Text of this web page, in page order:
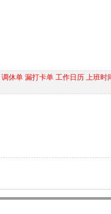
调休单 漏打卡单 工作日历 上班时